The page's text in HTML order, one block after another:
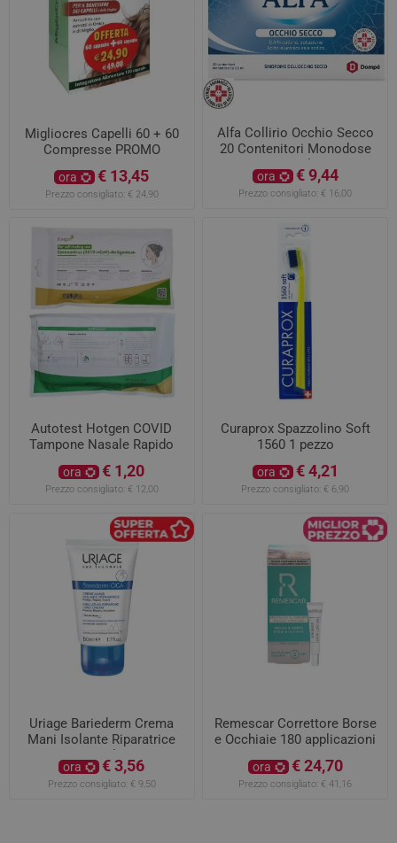
Migliocres Capelli 60 + 60
Compresse PROMO
ora € 13,45
Prezzo consigliato: € 24,90
Alfa Collirio Occhio Secco
20 Contenitori Monodose
0,5ml
ora € 9,44
Prezzo consigliato: € 16,00
Autotest Hotgen COVID
Tampone Nasale Rapido
ora € 1,20
Prezzo consigliato: € 12,00
Curaprox Spazzolino Soft
1560 1 pezzo
ora € 4,21
Prezzo consigliato: € 6,90
Uriage Bariederm Crema
Mani Isolante Riparatrice
ora € 3,56
Prezzo consigliato: € 9,50
Remescar Correttore Borse
e Occhiaie 180 applicazioni
ora € 24,70
Prezzo consigliato: € 41,16